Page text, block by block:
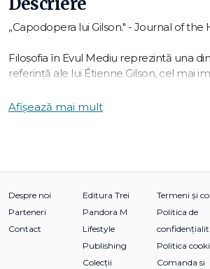
„Capodopera lui Gilson." - Journal of the
Filosofia în Evul Mediu reprezintă una
referință ale lui Étienne Gilson, cel mai
reconstruiește povestea întâlnirii dintre
„Evului Mediu întunecat" scoțând în
epocii medievale. Filosofia în Evul
magistrală, esențială pentru înțelegerea
Mediu și de la începuturile timpurilor
Afișează mai mult
Despre noi
Parteneri
Contact
Editura Trei
Pandora M
Lifestyle
Publishing
Colecții
Termeni și
Politica de
Politica
Comanda si